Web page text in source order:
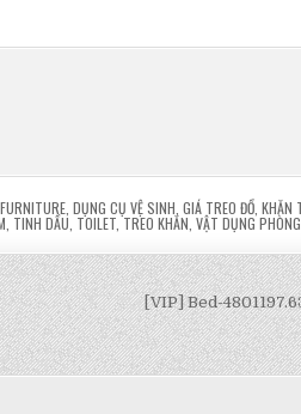
, DỤNG CỤ VỆ SINH GIÁ TREO ĐỒ, KHĂN
TINH DẦU TOILET,TREO KHĂN VẬT DỤNG
[VIP] Bed-